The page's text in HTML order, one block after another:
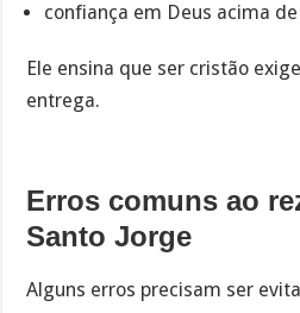
confiança em Deus acima
Ele ensina que ser cristão
entrega.
Erros comuns ao
Santo Jorge
Alguns erros precisam ser